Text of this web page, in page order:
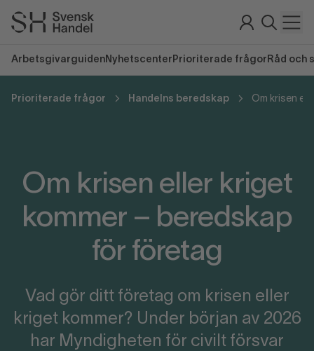
Arbetsgivarguiden Nyhetscenter Prioriterade frågor Råd och
Prioriterade frågor Handelns beredskap
Om krisen eller kriget
kommer – beredskap
för företag
Vad gör ditt företag om krisen eller
kriget kommer? Under början av 2026
har Myndigheten för civilt försvar